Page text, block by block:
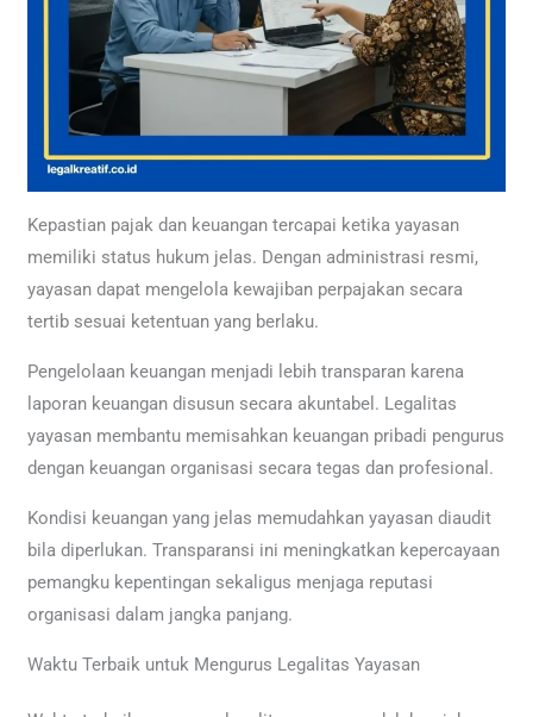
Kepastian pajak dan keuangan tercapai ketika yayasan
memiliki status hukum jelas. Dengan administrasi resmi,
yayasan dapat mengelola kewajiban perpajakan secara
tertib sesuai ketentuan yang berlaku.
Pengelolaan keuangan menjadi lebih transparan karena
laporan keuangan disusun secara akuntabel. Legalitas
yayasan membantu memisahkan keuangan pribadi pengurus
dengan keuangan organisasi secara tegas dan profesional.
Kondisi keuangan yang jelas memudahkan yayasan diaudit
bila diperlukan. Transparansi ini meningkatkan kepercayaan
pemangku kepentingan sekaligus menjaga reputasi
organisasi dalam jangka panjang.
Waktu Terbaik untuk Mengurus Legalitas Yayasan